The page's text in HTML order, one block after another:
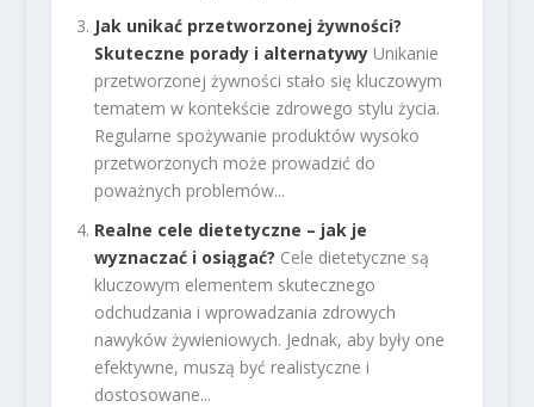
Jak unikać przetworzonej żywności?
Skuteczne porady i alternatywy Unikanie
przetworzonej żywności stało się kluczowym
tematem w kontekście zdrowego stylu życia.
Regularne spożywanie produktów wysoko
przetworzonych może prowadzić do
poważnych problemów...
Realne cele dietetyczne – jak je
wyznaczać i osiągać? Cele dietetyczne są
kluczowym elementem skutecznego
odchudzania i wprowadzania zdrowych
nawyków żywieniowych. Jednak, aby były one
efektywne, muszą być realistyczne i
dostosowane...